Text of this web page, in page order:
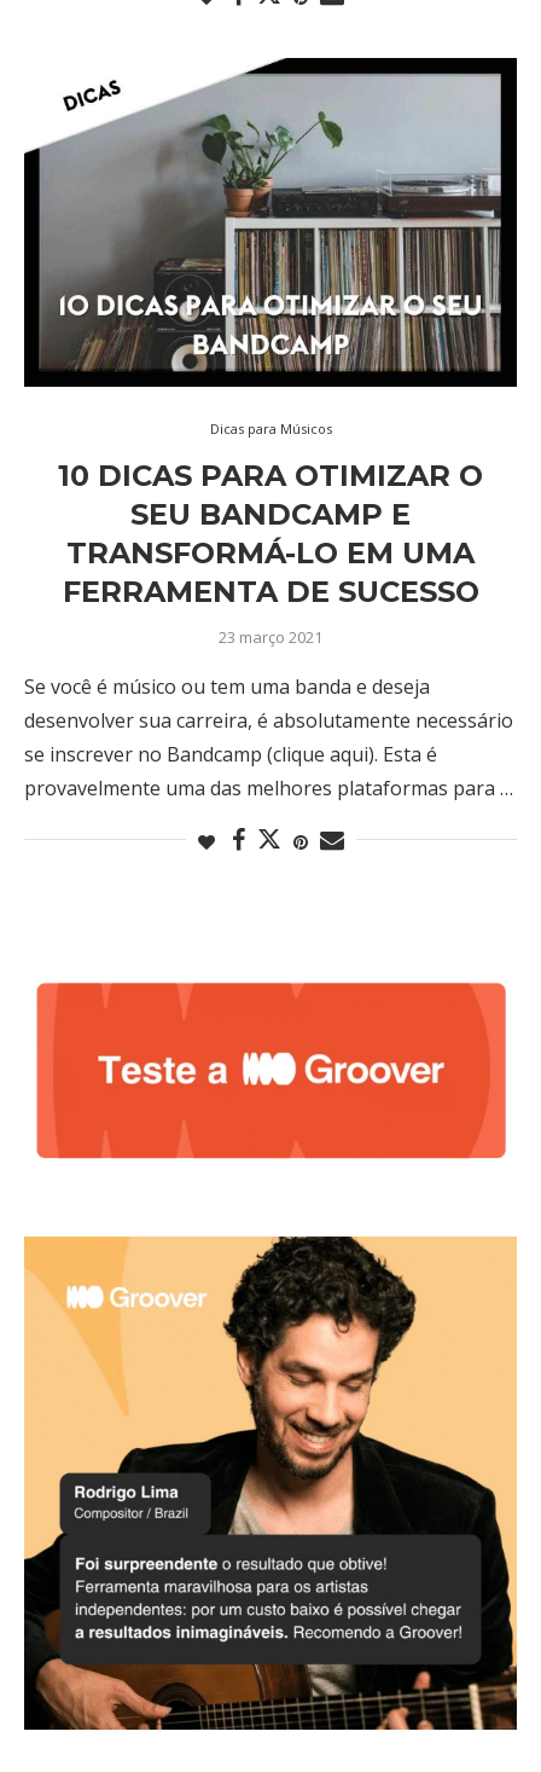
Dicas para Músicos
10 DICAS PARA OTIMIZAR O
SEU BANDCAMP E
TRANSFORMÁ-LO EM UMA
FERRAMENTA DE SUCESSO
23 março 2021
Se você é músico ou tem uma banda e deseja
desenvolver sua carreira, é absolutamente necessário
se inscrever no Bandcamp (clique aqui). Esta é
provavelmente uma das melhores plataformas para …